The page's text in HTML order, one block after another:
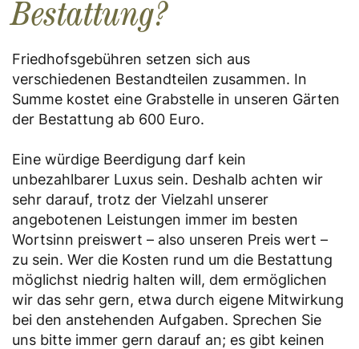
Bestattung?
Friedhofsgebühren setzen sich aus
verschiedenen Bestandteilen zusammen. In
Summe kostet eine Grabstelle in unseren Gärten
der Bestattung ab 600 Euro.
Eine würdige Beerdigung darf kein
unbezahlbarer Luxus sein. Deshalb achten wir
sehr darauf, trotz der Vielzahl unserer
angebotenen Leistungen immer im besten
Wortsinn preiswert – also unseren Preis wert –
zu sein. Wer die Kosten rund um die Bestattung
möglichst niedrig halten will, dem ermöglichen
wir das sehr gern, etwa durch eigene Mitwirkung
bei den anstehenden Aufgaben. Sprechen Sie
uns bitte immer gern darauf an; es gibt keinen